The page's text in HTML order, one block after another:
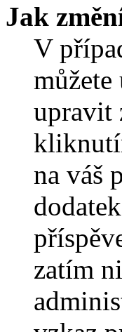
Jak
V
upravit
na váš
zatím